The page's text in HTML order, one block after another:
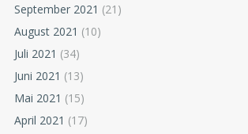
September 2021 (21)
August 2021 (10)
Juli 2021 (34)
Juni 2021 (13)
Mai 2021 (15)
April 2021 (17)